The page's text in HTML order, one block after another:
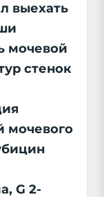
выехать
мочевой
стенок
мочевого
G 2-